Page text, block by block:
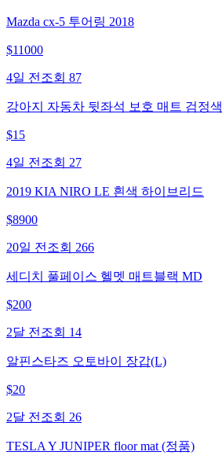
Mazda cx-5 투어링 2018
$11000
4일 전 조회 87
강아지 자동차 뒷좌석 보호 매트 검정색
$15
4일 전 조회 27
2019 KIA NIRO LE 흰색 하이브리드
$8900
20일 전 조회 266
세디치 풀페이스 헬멧 매트블랙 MD
$200
2달 전 조회 14
알핀스타즈 오토바이 장갑(L)
$20
2달 전 조회 26
TESLA Y JUNIPER floor mat (정품)